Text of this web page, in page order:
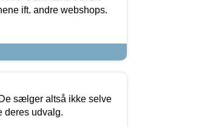
ift. andre webshops.
sælger altså ikke selve
deres udvalg.